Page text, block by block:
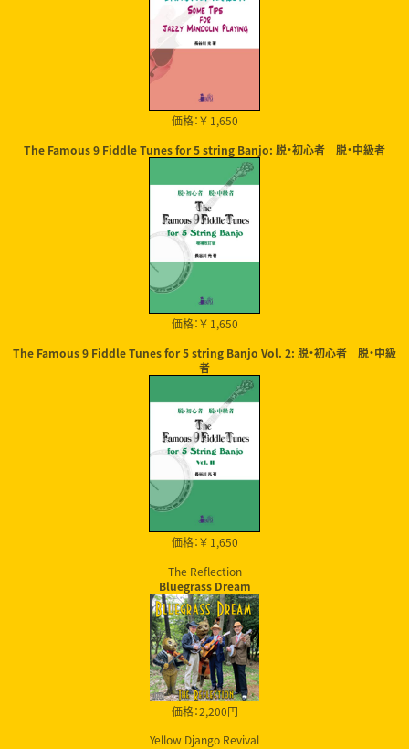
価格：￥ 1,650
The Famous 9 Fiddle Tunes for 5 string Banjo: 脱・初心者 脱・中級者
価格：￥ 1,650
The Famous 9 Fiddle Tunes for 5 string Banjo Vol. 2: 脱・初心者 脱・中級
者
価格：￥ 1,650
The Reflection
Bluegrass Dream
価格：2,200円
Yellow Django Revival